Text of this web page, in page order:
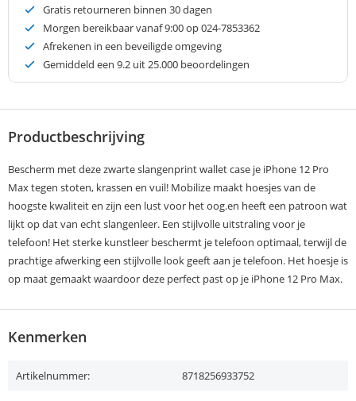
Gratis retourneren binnen 30 dagen
Morgen bereikbaar vanaf 9:00 op 024-7853362
Afrekenen in een beveiligde omgeving
Gemiddeld een 9.2 uit 25.000 beoordelingen
Productbeschrijving
Bescherm met deze zwarte slangenprint wallet case je iPhone 12 Pro
Max tegen stoten, krassen en vuil! Mobilize maakt hoesjes van de
hoogste kwaliteit en zijn een lust voor het oog.en heeft een patroon wat
lijkt op dat van echt slangenleer. Een stijlvolle uitstraling voor je
telefoon! Het sterke kunstleer beschermt je telefoon optimaal, terwijl de
prachtige afwerking een stijlvolle look geeft aan je telefoon. Het hoesje is
op maat gemaakt waardoor deze perfect past op je iPhone 12 Pro Max.
Kenmerken
Artikelnummer: 8718256933752